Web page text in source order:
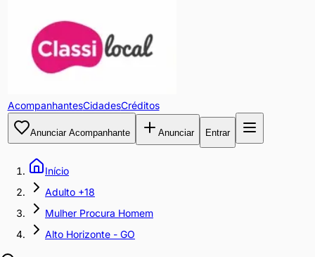
AcompanhantesCidadesCréditos
Anunciar Acompanhante Anunciar Entrar
Início
Adulto +18
Mulher Procura Homem
Alto Horizonte - GO